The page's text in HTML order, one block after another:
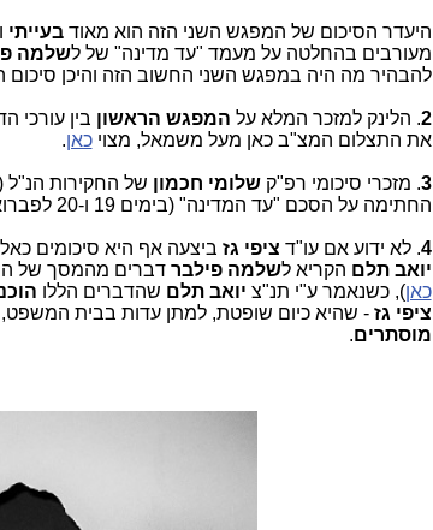
היעדר הסיכום של המפגש השני הזה הוא מאודבעייתי
מעורבים בהחלטה על מעמד "עד מדינה" של לשלמה
להבהיר מה היה במפגש השני החשוב הזה והיכן
2. הלינק למזכר המלא על המפגש הראשון בין עורכי
את התצלום המצ"ב כאן מעל משמאל, מצויכאן.
3. מזכרי סיכומי רפ"קשלומי חכמון של החקירות הנ"ל
החתימה על הסכם "עד המדינה" (בימים 19 ו-20 לפברואר 2018) יש
4. לא ידוע אם עו"ד ציפי גז ביצעה אף היא סיכומים
יואב תלם הקריא לשלמה פילבר דברים מהמסך של
כאן), כשנאמר ע"י תנ"צ יואב תלם שהדברים הללו
ציפי גז - שהיא כיום שופטת, למתן עדות בבית המשפט,
מוסתרים.